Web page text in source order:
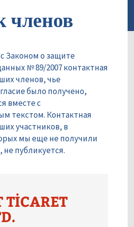
членов
Законом о защите
№ 89/2007 контактная
членов, чье
было получено,
вместе с
текстом. Контактная
участников, в
мы еще не получили
не публикуется.
TİCARET